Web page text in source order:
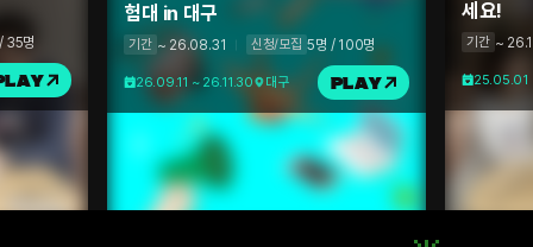
35명
험대 in 대구
기간 ~ 26.08.31 신청/모집 5명 / 100명
26.09.11 ~ 26.11.30 대구 PLAY
세요!
기간 ~
25.05.01